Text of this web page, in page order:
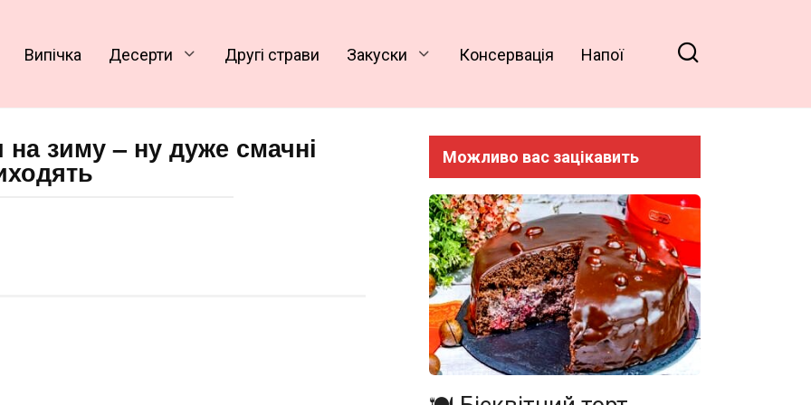
Випічка Десерти Другі страви Закуски Консервація Напої
зиму – ну дуже смачні Можливо вас зацікавить